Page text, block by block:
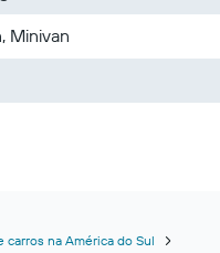
Minivan
carros na América do Sul